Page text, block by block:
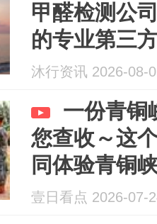
甲醛检测公
的专业第三
研检测及公
沐行资讯 2026-08-
一份青铜
您查收～这
同体验青铜
美景等你来
壹日看点 2026-07-